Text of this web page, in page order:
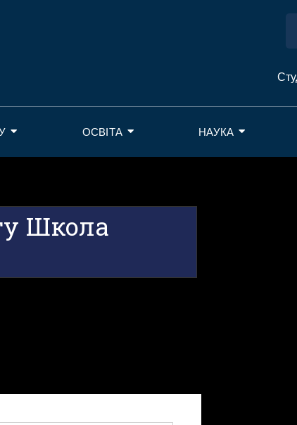
ОСВІТА НАУКА
Школа